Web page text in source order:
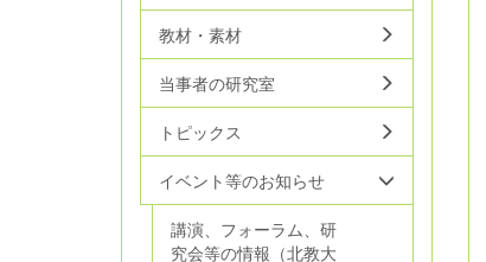
教材・素材
当事者の研究室
トピックス
イベント等のお知らせ
講演、フォーラム、研
究会等の情報（北教大